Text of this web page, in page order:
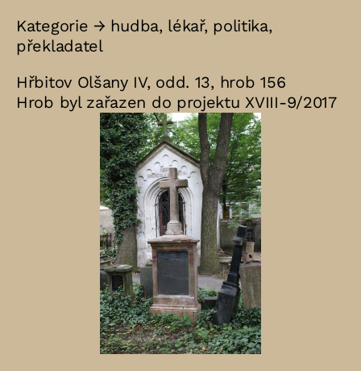
Kategorie → hudba, lékař, politika,
překladatel
Hřbitov Olšany IV, odd. 13, hrob 156
Hrob byl zařazen do projektu XVIII-9/2017